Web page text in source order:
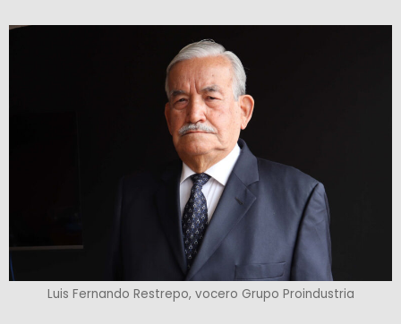
Luis Fernando Restrepo, vocero Grupo Proindustria